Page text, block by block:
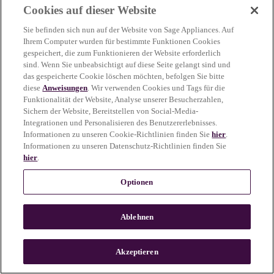
more information)
n
Cookies auf dieser Website
Sie befinden sich nun auf der Website von Sage Appliances. Auf
Ihrem Computer wurden für bestimmte Funktionen Cookies
gespeichert, die zum Funktionieren der Website erforderlich
sind. Wenn Sie unbeabsichtigt auf diese Seite gelangt sind und
das gespeicherte Cookie löschen möchten, befolgen Sie bitte
dieseAnweisungen. Wir verwenden Cookies und Tags für die
Funktionalität der Website, Analyse unserer Besucherzahlen,
Sichern der Website, Bereitstellen von Social-Media-
Integrationen und Personalisieren des Benutzererlebnisses.
Informationen zu unseren Cookie-Richtlinien finden Siehier.
Informationen zu unseren Datenschutz-Richtlinien finden Sie
hier.
Optionen
Ablehnen
Akzeptieren